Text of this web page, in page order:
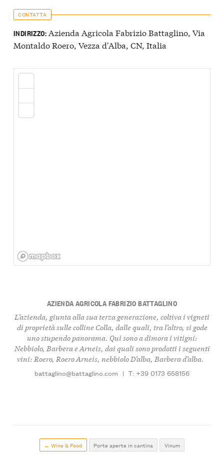
CONTATTA
INDIRIZZO:Azienda Agricola Fabrizio Battaglino, Via
Montaldo Roero, Vezza d'Alba, CN, Italia
AZIENDA AGRICOLA FABRIZIO BATTAGLINO
L’azienda, giunta alla sua terza generazione, coltiva i vigneti
di proprietà sulle colline Colla, dalle quali, tra l’altro, si gode
uno stupendo panorama. Qui sono a dimora i vitigni:
Nebbiolo, Barbera e Arneis, dai quali sono prodotti i seguenti
vini: Roero, Roero Arneis, nebbiolo D’alba, Barbera d’alba.
battaglino@battaglino.com | T: +39 0173 658156
← Wine & Food Porte aperte in cantina Vinum